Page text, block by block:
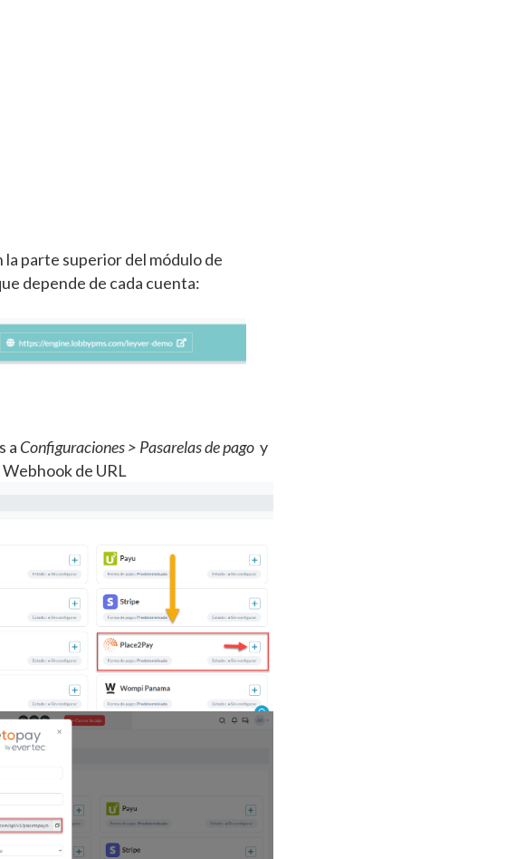
parte superior del módulo de
depende de cada cuenta:
a Configuraciones > Pasarelas de pago y
de URL